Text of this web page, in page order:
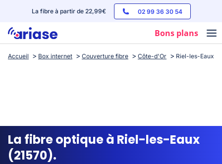
La fibre à partir de 22,99€ 02 99 36 30 54
Bons plans
Box internet
Streaming
Accueil Box internet Couverture fibre Côte-d'Or Riel-les-Eaux
La fibre optique à Riel-les-Eaux
(21570).